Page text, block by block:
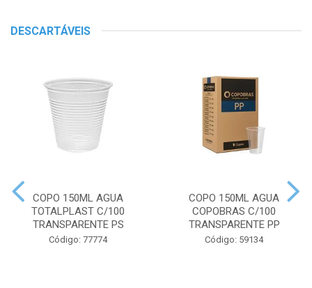
DESCARTÁVEIS
COPO 150ML AGUA
TOTALPLAST C/100
TRANSPARENTE PS
Código: 77774
COPO 150ML AGUA
COPOBRAS C/100
TRANSPARENTE PP
Código: 59134